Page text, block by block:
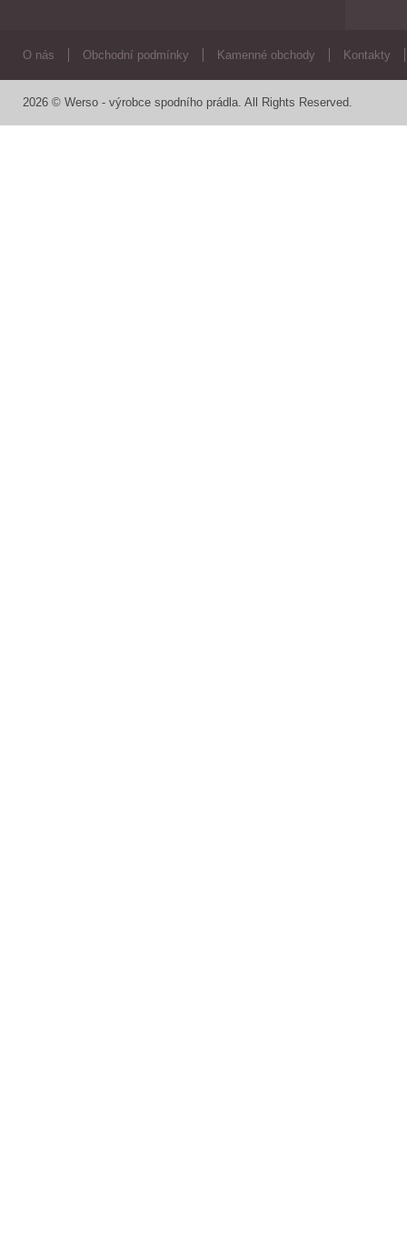
O nás Obchodní podmínky Kamenné obchody Kontakty
2026 © Werso - výrobce spodního prádla. All Rights Reserved.